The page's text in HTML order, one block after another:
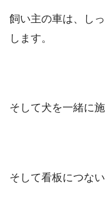
飼い主の車は、し
します。
そして犬を一緒に施
そして看板につな